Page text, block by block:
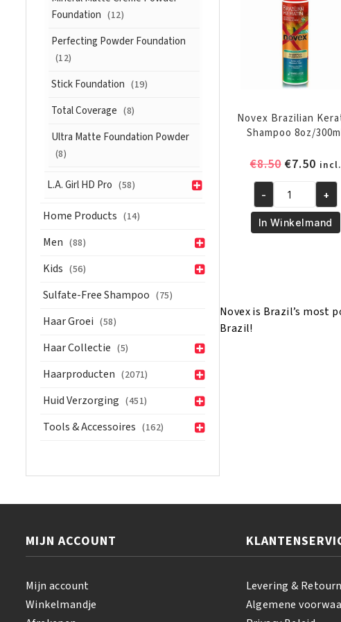
Foundation (12)
Perfecting Powder Foundation
(12)
Stick Foundation (19)
Total Coverage (8)
Ultra Matte Foundation Powder
(8)
L.A. Girl HD Pro (58)
Home Products (14)
Men (88)
Kids (56)
Sulfate-Free Shampoo (75)
Haar Groei (58)
Haar Collectie (5)
Haarproducten (2071)
Huid Verzorging (451)
Tools & Accessoires (162)
Novex Brazilian
Shampoo 8oz/
€8.50
was:
€8.50.
€7.50
prijs
is:
€7.50.
incl.
Novex
Brazilian
Keratin
- +
In Winkelmand
Novex is Brazil’s most
Brazil!
MIJN ACCOUNT
Mijn account
Winkelmandje
Levering &
Algemene